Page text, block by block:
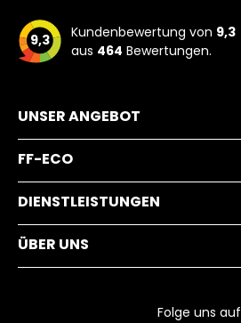
9,3 Kundenbewertung von 9,3
aus 464 Bewertungen.
UNSER ANGEBOT
FF-ECO
DIENSTLEISTUNGEN
ÜBER UNS
Folge uns auf